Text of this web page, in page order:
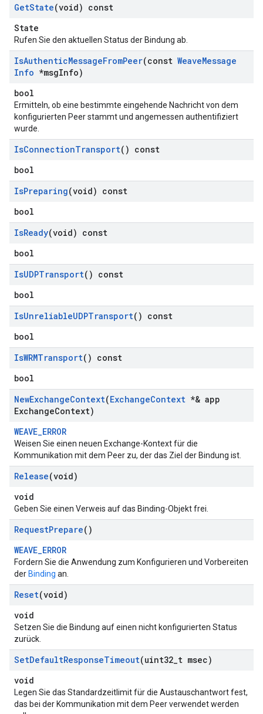
GetState(void) const
State
Rufen Sie den aktuellen Status der Bindung ab.
IsAuthenticMessageFromPeer(const WeaveMessage
Info *msgInfo)
bool
Ermitteln, ob eine bestimmte eingehende Nachricht von dem
konfigurierten Peer stammt und angemessen authentifiziert
wurde.
IsConnectionTransport() const
bool
IsPreparing(void) const
bool
IsReady(void) const
bool
IsUDPTransport() const
bool
IsUnreliableUDPTransport() const
bool
IsWRMTransport() const
bool
NewExchangeContext(ExchangeContext *& app
ExchangeContext)
WEAVE_ERROR
Weisen Sie einen neuen Exchange-Kontext für die
Kommunikation mit dem Peer zu, der das Ziel der Bindung ist.
Release(void)
void
Geben Sie einen Verweis auf das Binding-Objekt frei.
RequestPrepare()
WEAVE_ERROR
Fordern Sie die Anwendung zum Konfigurieren und Vorbereiten
der Binding an.
Reset(void)
void
Setzen Sie die Bindung auf einen nicht konfigurierten Status
zurück.
SetDefaultResponseTimeout(uint32 t msec)
void
Legen Sie das Standardzeitlimit für die Austauschantwort fest,
das bei der Kommunikation mit dem Peer verwendet werden